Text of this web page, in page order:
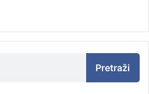
Pretraži